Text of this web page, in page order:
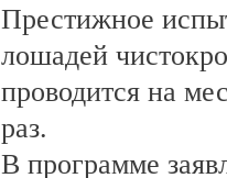
Престижное
лошадей
проводится на
раз.
В программе